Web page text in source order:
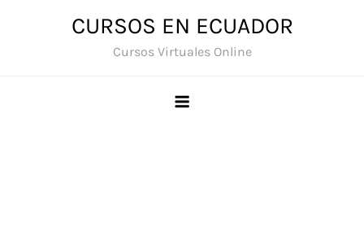
CURSOS EN ECUADOR
Cursos Virtuales Online